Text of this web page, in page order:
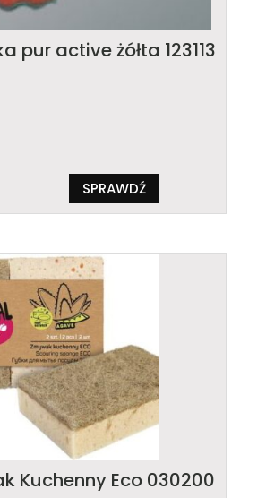
pur active żółta 123113
SPRAWDŹ
Kuchenny Eco 030200